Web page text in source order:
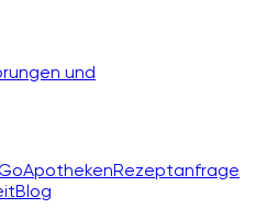
und
ApothekenRezeptanfrage
Blog